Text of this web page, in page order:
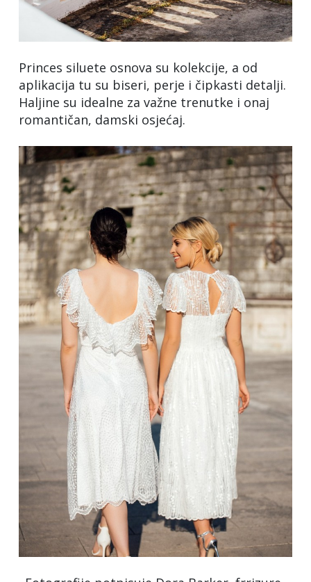
Princes siluete osnova su kolekcije, a od
aplikacija tu su biseri, perje i čipkasti detalji.
Haljine su idealne za važne trenutke i onaj
romantičan, damski osjećaj.